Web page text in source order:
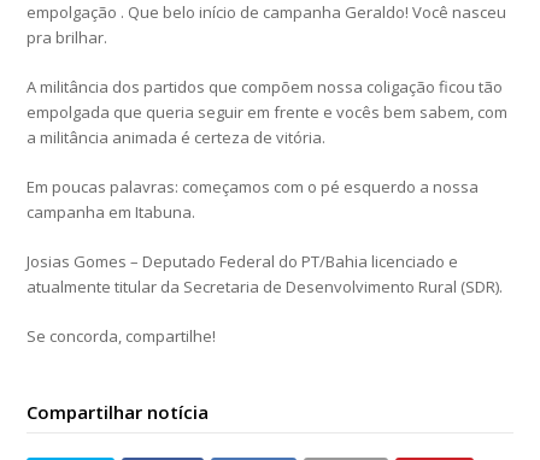
empolgação . Que belo início de campanha Geraldo! Você nasceu
pra brilhar.
A militância dos partidos que compõem nossa coligação ficou tão
empolgada que queria seguir em frente e vocês bem sabem, com
a militância animada é certeza de vitória.
Em poucas palavras: começamos com o pé esquerdo a nossa
campanha em Itabuna.
Josias Gomes – Deputado Federal do PT/Bahia licenciado e
atualmente titular da Secretaria de Desenvolvimento Rural (SDR).
Se concorda, compartilhe!
Compartilhar notícia